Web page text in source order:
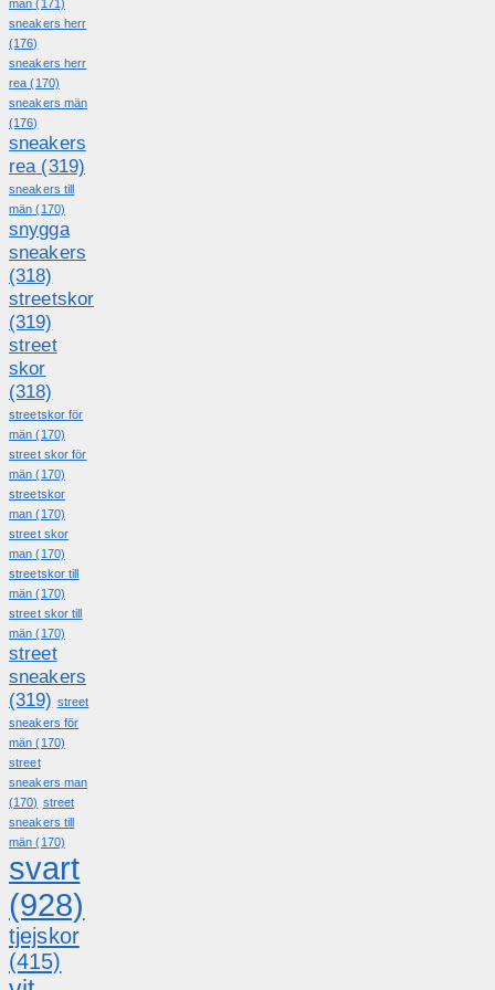
män (171)
sneakers herr
(176)
sneakers herr
rea (170)
sneakers män
(176)
sneakers
rea (319)
sneakers till
män (170)
snygga
sneakers
(318)
streetskor
(319)
street
skor
(318)
streetskor för
män (170)
street skor för
män (170)
streetskor
man (170)
street skor
man (170)
streetskor till
män (170)
street skor till
män (170)
street
sneakers
(319) street
sneakers för
män (170)
street
sneakers man
(170) street
sneakers till
män (170)
svart
(928)
tjejskor
(415)